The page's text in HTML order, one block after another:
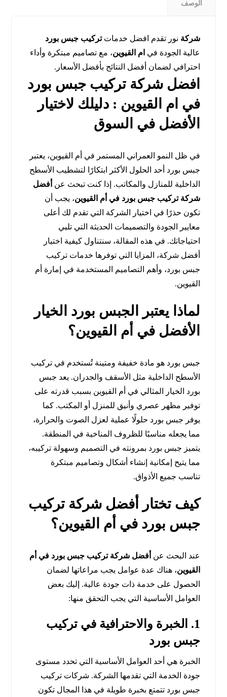
الوصف
شركة نور تقدم افضل خدماتتركيب جبس بورد
عالية الجودة في ام القيوين، مع تصاميم مبتكرة وأداء
احترافي لضمان أفضل النتائج بأفضل الأسعار.
افضل شركة تركيب جبس بورد
في ام القيوين : دليلك لاختيار
الأفضل في السوق
في ظل النمو العمراني المستمر في أم القيوين، يعتبر
جبس بورد أحد الحلول الأكثر ابتكارًا لتشطيب الأسطح
الداخلية للمنازل والمكاتب. إذا كنت تبحث عن أفضل
شركة تركيب جبس بورد في أم القيوين، يجب أن
تكون حذرًا في اختيار الشركة التي تقدم لك أعلى
معايير الجودة والتصميمات الحديثة التي تلبي
احتياجاتك. في هذه المقالة، سنتناول كيفية اختيار
أفضل شركة، المزايا التي توفرها خدمات تركيب
جبس بورد، وأهم التصاميم المستخدمة في إمارة أم
القيوين.
لماذا يعتبر الجبس بورد الخيار
الأفضل في أم القيوين؟
جبس بورد هو مادة خفيفة ومتينة تُستخدم في تركيب
الأسطح الداخلية مثل الأسقف والجدران. يعد جبس
بورد الخيار المثالي في أم القيوين بسبب قدرته على
توفير مظهر عصري وأنيق للمنزل أو المكتب. كما
يوفر جبس بورد حلولًا عملية لعزل الصوت والحرارة،
مما يجعله مناسبًا للظروف المناخية في المنطقة.
يتميز جبس بورد بمرونته في التصميم وسهولة تركيبه،
مما يتيح إمكانية إنشاء أشكال وتصاميم مبتكرة
تناسب جميع الأذواق.
كيف تختار
أفضل شركة تركيب
جبس بورد في أم القيوين؟
عند البحث عن أفضل شركة تركيب جبس بورد في أم
القيوين، هناك عدة عوامل يجب مراعاتها لضمان
الحصول على خدمة ذات جودة عالية. إليك بعض
العوامل الأساسية التي يجب التحقق منها:
1. الخبرة والاحترافية في تركيب
جبس بورد
الخبرة هي أحد العوامل الأساسية التي تحدد مستوى
جودة الخدمة التي تقدمها الشركة. شركات تركيب
جبس بورد تتمتع بخبرة طويلة في هذا المجال تكون